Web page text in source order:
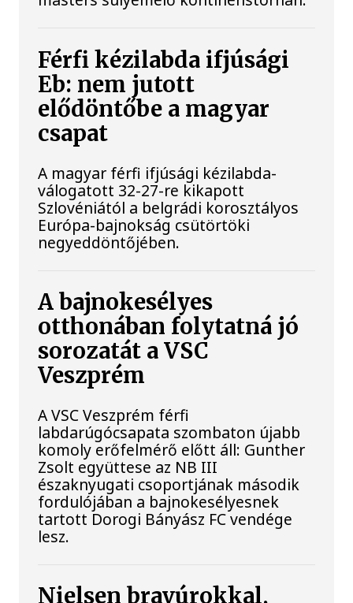
Férfi kézilabda ifjúsági
Eb: nem jutott
elődöntőbe a magyar
csapat
A magyar férfi ifjúsági kézilabda-
válogatott 32-27-re kikapott
Szlovéniától a belgrádi korosztályos
Európa-bajnokság csütörtöki
negyeddöntőjében.
A bajnokesélyes
otthonában folytatná jó
sorozatát a VSC
Veszprém
A VSC Veszprém férfi
labdarúgócsapata szombaton újabb
komoly erőfelmérő előtt áll: Gunther
Zsolt együttese az NB III
északnyugati csoportjának második
fordulójában a bajnokesélyesnek
tartott Dorogi Bányász FC vendége
lesz.
Nielsen bravúrokkal,